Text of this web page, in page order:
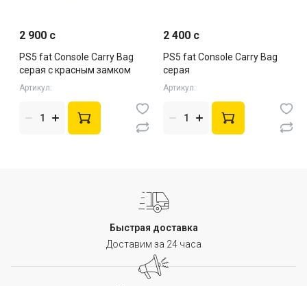
2 900 c
PS5 fat Console Carry Bag
серая с красным замком
Артикул:
2 400 c
PS5 fat Console Carry Bag
серая
Артикул:
Быстрая доставка
Доставим за 24 часа